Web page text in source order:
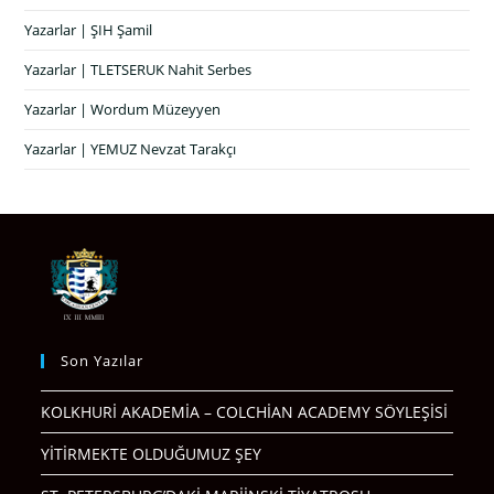
Yazarlar | ŞIH Şamil
Yazarlar | TLETSERUK Nahit Serbes
Yazarlar | Wordum Müzeyyen
Yazarlar | YEMUZ Nevzat Tarakçı
Son Yazılar
KOLKHURİ AKADEMİA – COLCHİAN ACADEMY SÖYLEŞİSİ
YİTİRMEKTE OLDUĞUMUZ ŞEY